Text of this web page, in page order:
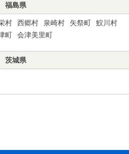
福島県
村 西郷村 泉崎村 矢祭町
鮫川村
町 会津美里町
茨城県